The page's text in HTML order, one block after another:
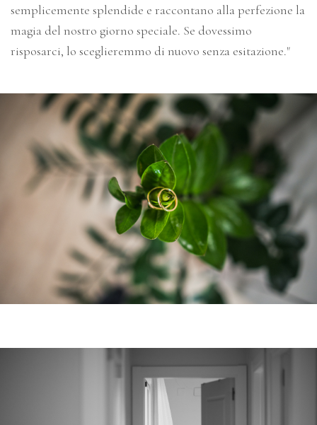
semplicemente splendide e raccontano alla perfezione la
magia del nostro giorno speciale. Se dovessimo
risposarci, lo sceglieremmo di nuovo senza esitazione."